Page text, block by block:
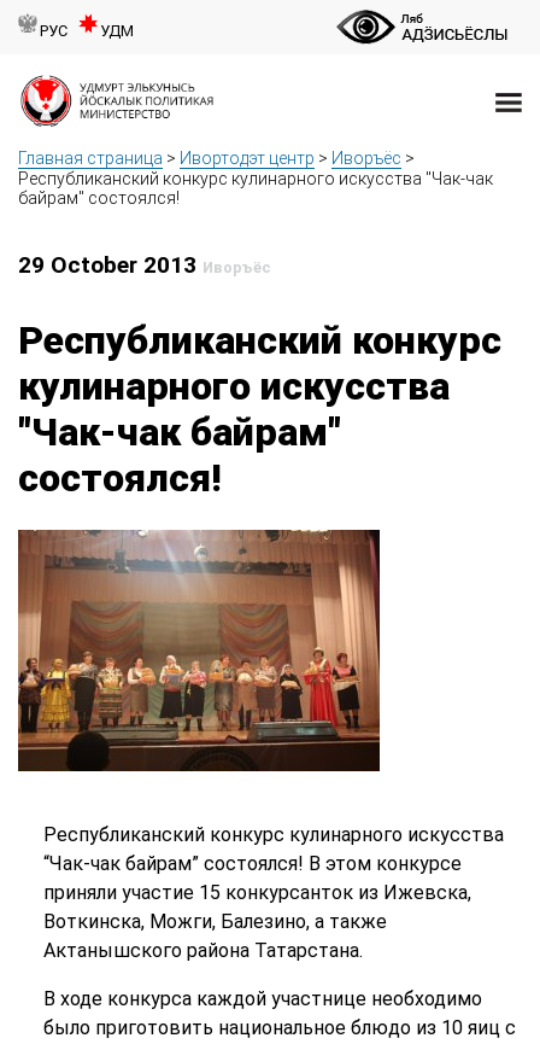
РУС УДМ
Главная страница > Ивортодэт центр > Иворъёс >
Республиканский конкурс кулинарного искусства "Чак-чак
байрам" состоялся!
29 October 2013 Иворъёс
Республиканский конкурс
кулинарного искусства
"Чак-чак байрам"
состоялся!
Республиканский конкурс кулинарного искусства
“Чак-чак байрам” состоялся! В этом конкурсе
приняли участие 15 конкурсанток из Ижевска,
Воткинска, Можги, Балезино, а также
Актанышского района Татарстана.
В ходе конкурса каждой участнице необходимо
было приготовить национальное блюдо из 10 яиц с